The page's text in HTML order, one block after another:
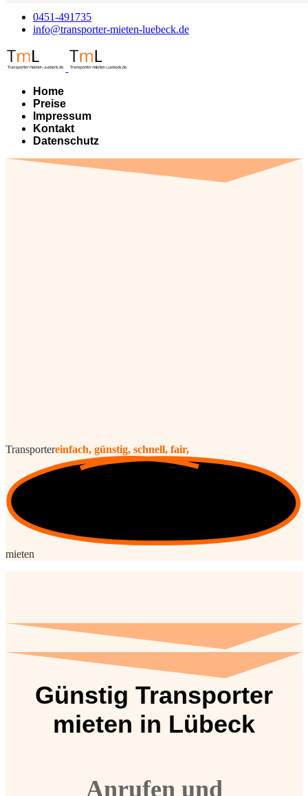
0451-491735
info@transporter-mieten-luebeck.de
Home
Preise
Impressum
Kontakt
Datenschutz
Transportereinfach, günstig, schnell, fair,
mieten
Günstig Transporter
mieten in Lübeck
Anrufen und